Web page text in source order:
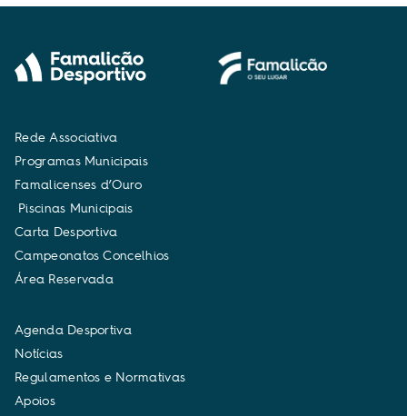
Rede Associativa
Programas Municipais
Famalicenses d’Ouro
Piscinas Municipais
Carta Desportiva
Campeonatos Concelhios
Área Reservada
Agenda Desportiva
Notícias
Regulamentos e Normativas
Apoios